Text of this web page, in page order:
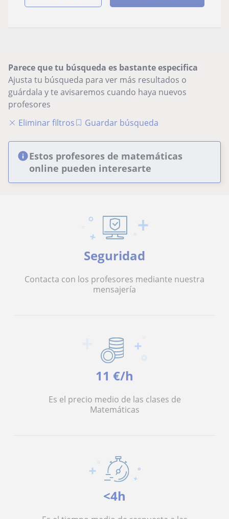
Parece que tu búsqueda es bastante especifica
Ajusta tu búsqueda para ver más resultados o
guárdala y te avisaremos cuando haya nuevos
profesores
Eliminar filtros
Guardar búsqueda
Estos profesores de matemáticas
online pueden interesarte
Seguridad
Contacta con los profesores mediante nuestra
mensajería
11 €/h
Es el precio medio de las clases de
Matemáticas
<4h